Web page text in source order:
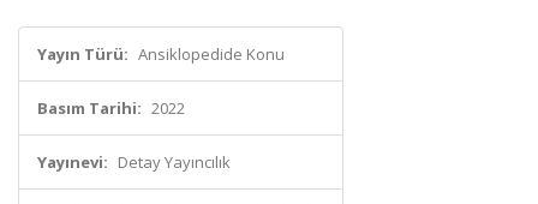
Yayın Türü: Ansiklopedide Konu
Basım Tarihi: 2022
Yayınevi: Detay Yayıncılık